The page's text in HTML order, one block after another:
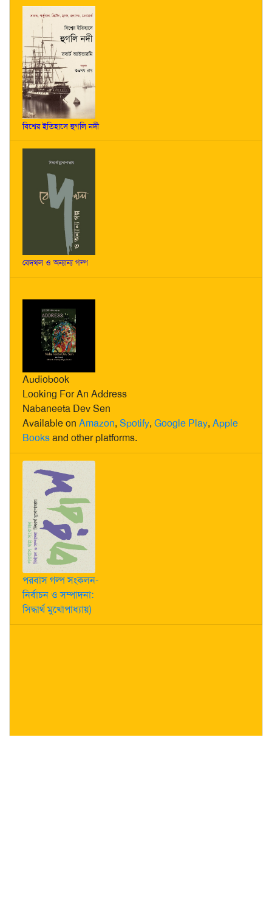
বিশ্বের ইতিহাসে হুগলি নদী
বেদখল ও অন্যান্য গল্প
Audiobook
Looking For An Address
Nabaneeta Dev Sen
Available on Amazon, Spotify, Google Play, Apple
Booksand other platforms.
পরবাস গল্প সংকলন-
নির্বাচন ও সম্পাদনা:
সিদ্ধার্থ মুখোপাধ্যায়)